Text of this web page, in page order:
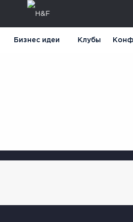
Бизнес идеи Клубы